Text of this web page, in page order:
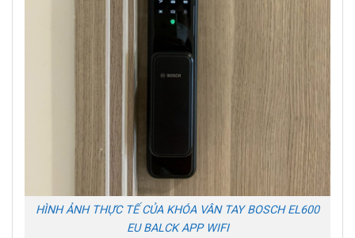
HÌNH ẢNH THỰC TẾ CỦA KHÓA VÂN TAY BOSCH EL600
EU BALCK APP WIFI